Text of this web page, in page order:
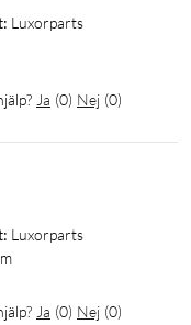
Luxorparts
Ja (0) Nej (0)
Luxorparts
Ja (0) Nej (0)